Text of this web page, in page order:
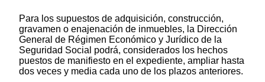
Para los supuestos de adquisición, construcción,
gravamen o enajenación de inmuebles, la Dirección
General de Régimen Económico y Jurídico de la
Seguridad Social podrá, considerados los hechos
puestos de manifiesto en el expediente, ampliar hasta
dos veces y media cada uno de los plazos anteriores.